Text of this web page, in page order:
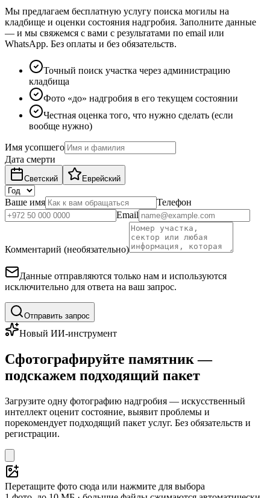
Мы предлагаем бесплатную услугу поиска могилы на
кладбище и оценки состояния надгробия. Заполните данные
— и мы свяжемся с вами с результатами по email или
WhatsApp. Без оплаты и без обязательств.
Точный поиск участка через администрацию
кладбища
Фото «до» надгробия в его текущем состоянии
Честная оценка того, что нужно сделать (если
вообще нужно)
Имя усопшего
Дата смерти
Светский Еврейский
Ваше имя
Телефон
Email
Комментарий (необязательно)
Данные отправляются только нам и используются
исключительно для ответа на ваш запрос.
Отправить запрос
Новый ИИ-инструмент
Сфотографируйте памятник —
подскажем подходящий пакет
Загрузите одну фотографию надгробия — искусственный
интеллект оценит состояние, выявит проблемы и
порекомендует подходящий пакет услуг. Без обязательств и
регистрации.
Перетащите фото сюда или нажмите для выбора